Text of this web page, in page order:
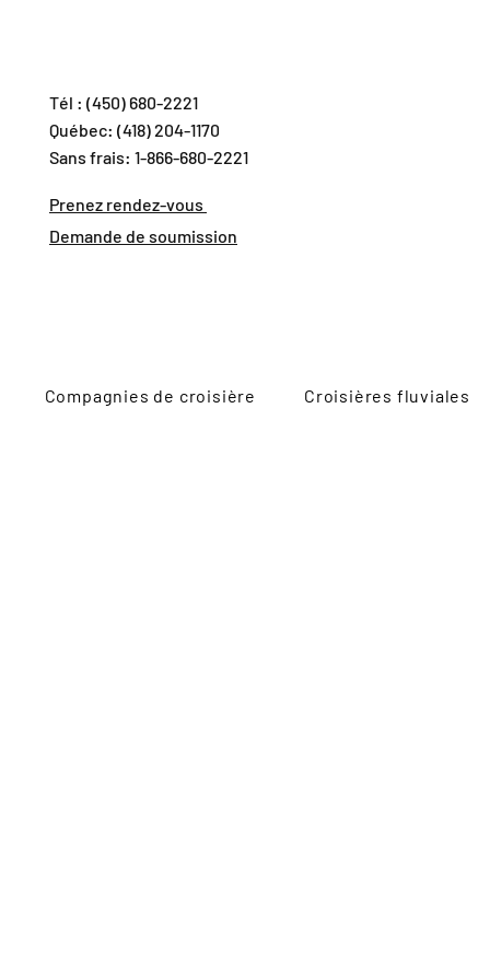
Tél : (450) 680-2221
Québec: (418) 204-1170
Sans frais: 1-866-680-2221
Prenez rendez-vous
Demande de soumission
Compagnies de croisière Croisières fluviales